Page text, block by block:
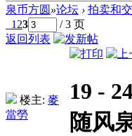
泉币方圆 »论坛 › 拍卖和
1 23
/ 3 页
返回列表
楼主: 麥
當勞
19 -
随风